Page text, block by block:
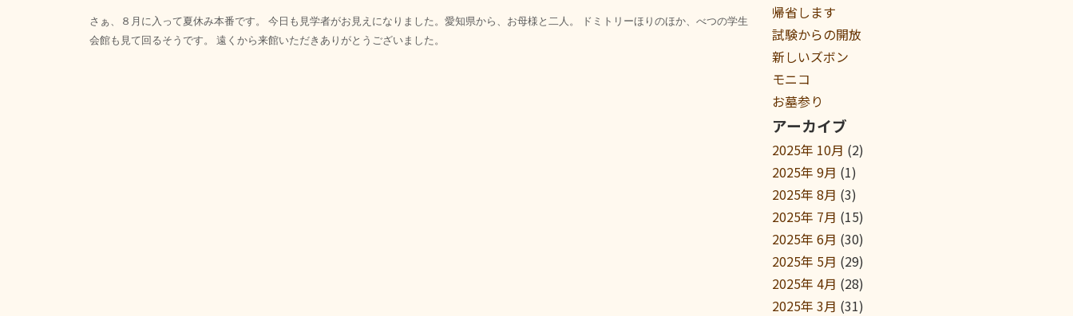
さぁ、８月に入って夏休み本番です。 今日も見学者がお見えになりました。愛知県から、お母様と二人。 ドミトリーほりのほか、べつの学生
会館も見て回るそうです。 遠くから来館いただきありがとうございました。
帰省します
試験からの開放
新しいズボン
モニコ
お墓参り
アーカイブ
2025年 10月 (2)
2025年 9月 (1)
2025年 8月 (3)
2025年 7月 (15)
2025年 6月 (30)
2025年 5月 (29)
2025年 4月 (28)
2025年 3月 (31)